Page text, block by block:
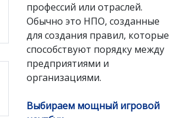
профессий или отраслей.
Обычно это НПО, созданные
для создания правил, которые
способствуют порядку между
предприятиями и
организациями.
Выбираем мощный игровой